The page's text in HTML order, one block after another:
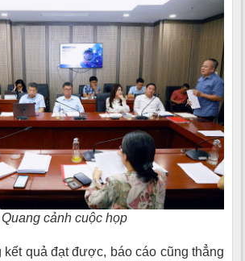
Quang cảnh cuộc họp
kết quả đạt được, báo cáo cũng thẳng